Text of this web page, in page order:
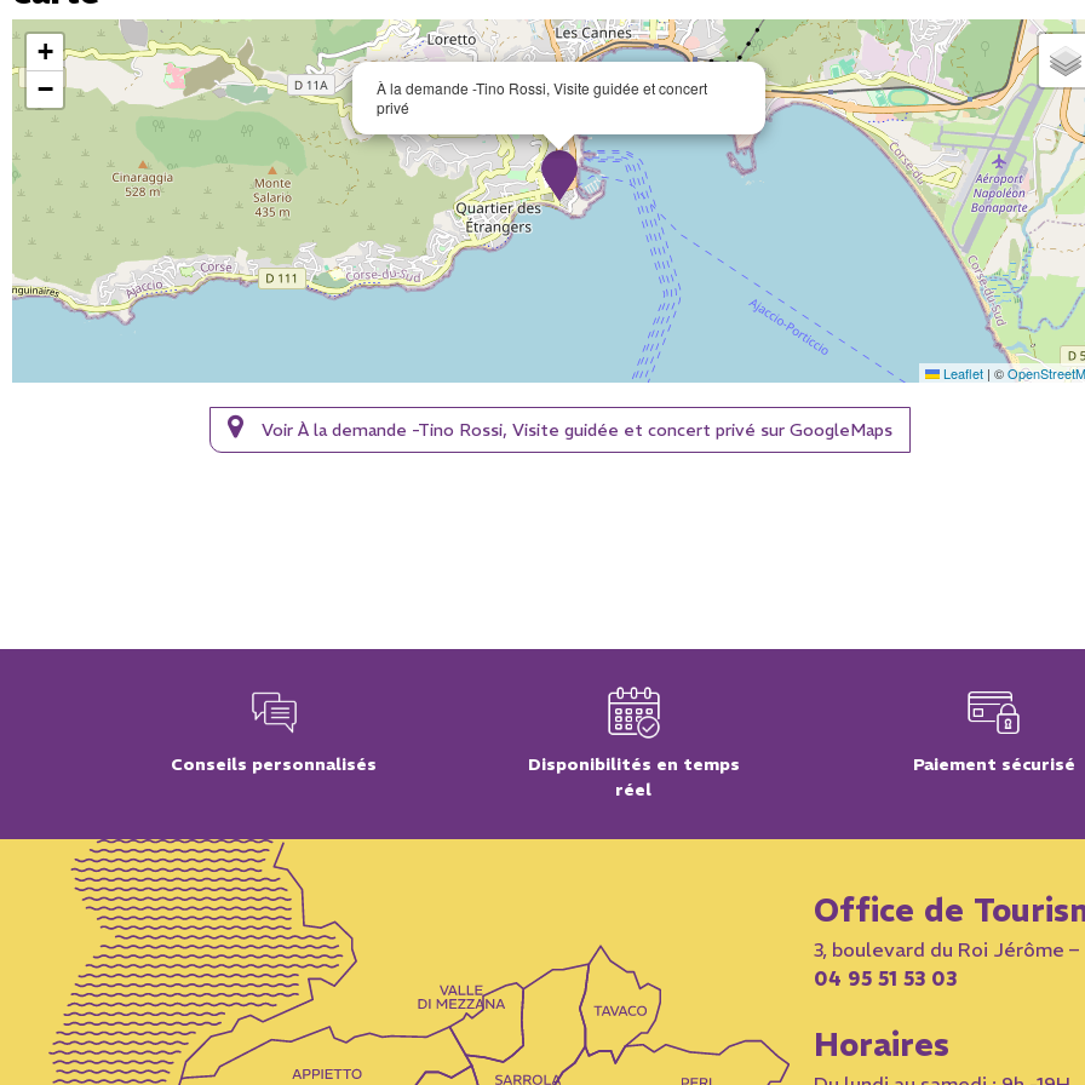
À la demande -Tino Rossi, Visite guidée et concert
privé
+
−
Leaflet | ©
Voir À la demande -Tino Rossi, Visite guidée et concert privé sur GoogleMaps
Conseils personnalisés
Disponibilités en temps
réel
Paiement sécurisé
Office de
3, boulevard du Roi Jérôme
04 95 51 53 03
Horaires